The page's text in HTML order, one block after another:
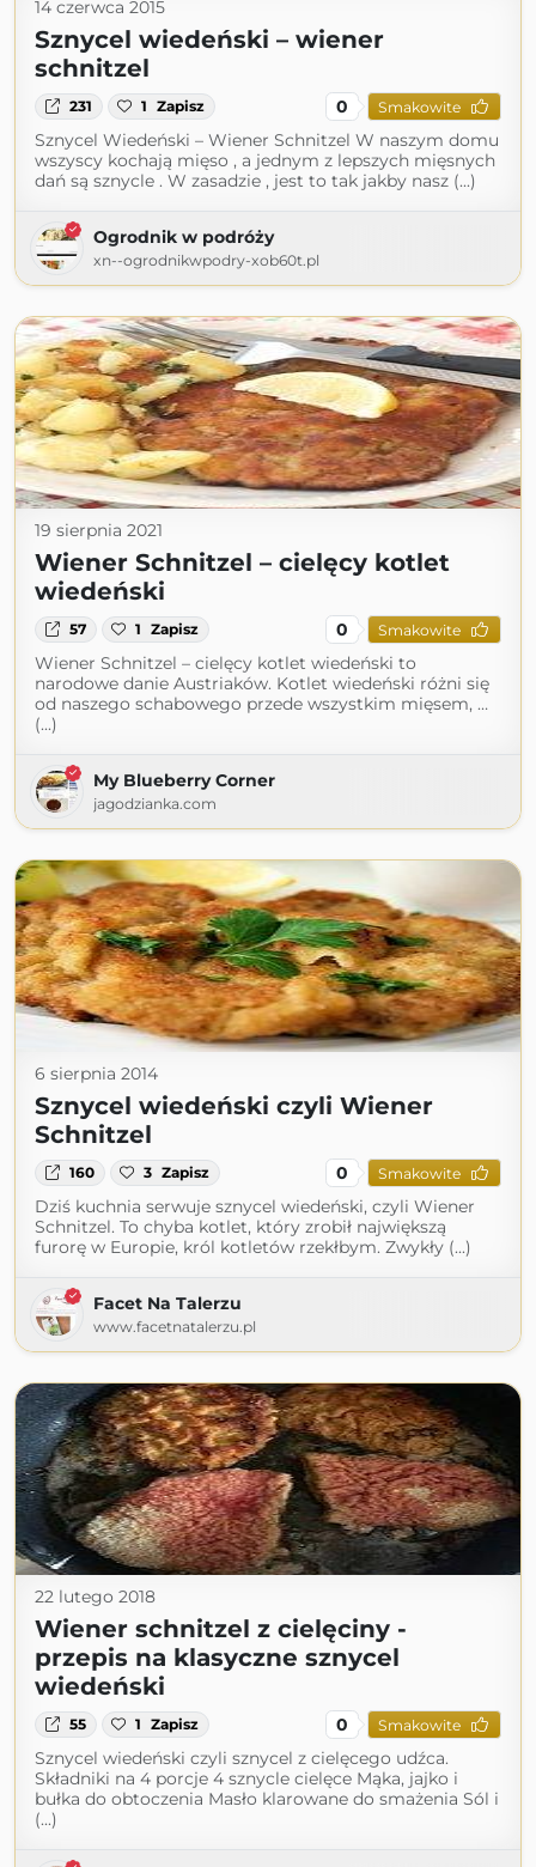
14 czerwca 2015
Sznycel wiedeński – wiener
schnitzel
231 1 Zapisz 0 Smakowite
Sznycel Wiedeński – Wiener Schnitzel W naszym domu
wszyscy kochają mięso , a jednym z lepszych mięsnych
dań są sznycle . W zasadzie , jest to tak jakby nasz (...)
Ogrodnik w podróży
xn--ogrodnikwpodry-xob60t.pl
19 sierpnia 2021
Wiener Schnitzel – cielęcy kotlet
wiedeński
57 1 Zapisz 0 Smakowite
Wiener Schnitzel – cielęcy kotlet wiedeński to
narodowe danie Austriaków. Kotlet wiedeński różni się
od naszego schabowego przede wszystkim mięsem, …
(...)
My Blueberry Corner
jagodzianka.com
6 sierpnia 2014
Sznycel wiedeński czyli Wiener
Schnitzel
160 3 Zapisz 0 Smakowite
Dziś kuchnia serwuje sznycel wiedeński, czyli Wiener
Schnitzel. To chyba kotlet, który zrobił największą
furorę w Europie, król kotletów rzekłbym. Zwykły (...)
Facet Na Talerzu
www.facetnatalerzu.pl
22 lutego 2018
Wiener schnitzel z cielęciny -
przepis na klasyczne sznycel
wiedeński
55 1 Zapisz 0 Smakowite
Sznycel wiedeński czyli sznycel z cielęcego udźca.
Składniki na 4 porcje 4 sznycle cielęce Mąka, jajko i
bułka do obtoczenia Masło klarowane do smażenia Sól i
(...)